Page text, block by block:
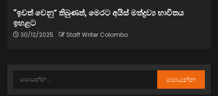
“ඉවත් වෙනු” තිබුණත්, මෙරට අයිස් මත්ද්‍රව්‍ය භාවිතය
ඉහළට
30/12/2025 Staff Writer Colombo